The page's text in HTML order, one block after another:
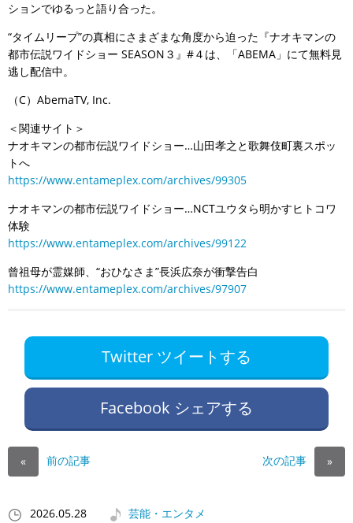
ションでゆるっと語り合った。
“タイムリープ”の真相にさまざまな角度から迫った『ナオキマンの
都市伝説ワイドショー SEASON３』#４は、「ABEMA」にて無料見
逃し配信中。
（C）AbemaTV, Inc.
＜関連サイト＞
ナオキマンの都市伝説ワイドショー…山田孝之と歌舞伎町裏スポッ
トへ
https://www.entameplex.com/archives/99305
ナオキマンの都市伝説ワイドショー…NCTユウタら明かすヒトコワ
体験
https://www.entameplex.com/archives/99122
曾祖母が霊媒師、“おひなさま”長浜広奈が衝撃告白
https://www.entameplex.com/archives/97907
Twitter ツイートする
Facebook シェアする
« 前の記事 次の記事 »
2026.05.28 芸能・エンタメ